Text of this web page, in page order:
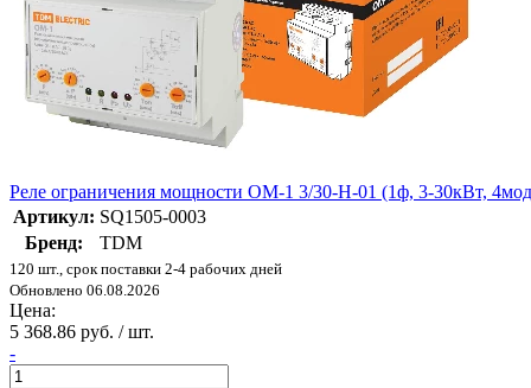
Реле ограничения мощности ОМ-1 3/30-Н-01 (1ф, 3-30кВт,
Артикул: SQ1505-0003
Бренд:
TDM
120 шт., срок поставки 2-4 рабочих дней
Обновлено 06.08.2026
Цена:
5 368.86 руб. / шт.
-